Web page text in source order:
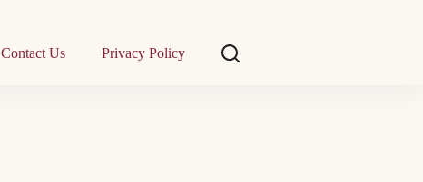
Contact Us Privacy Policy